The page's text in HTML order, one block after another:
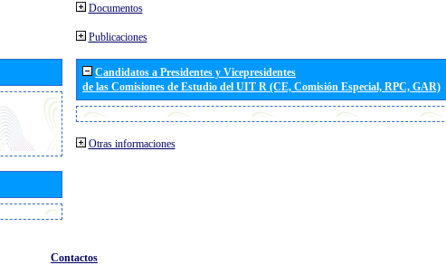
Documentos
Publicaciones
Candidatos a Presidentes y Vicepresidentes
de las Comisiones de Estudio del UIT R (CE, Comisión Especial, RPC, GAR)
Otras informaciones
Contactos